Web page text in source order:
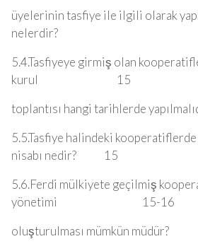
üyelerinin tasfiye ile ilgili olarak
nelerdir?
5.4.Tasfiyeye girmiş olan
kurul 15
toplantısı hangi tarihlerde
5.5.Tasfiye halindeki
nisabı nedir? 15
5.6.Ferdi mülkiyete geçilmiş
yönetimi 15-16
oluşturulması mümkün müdür?